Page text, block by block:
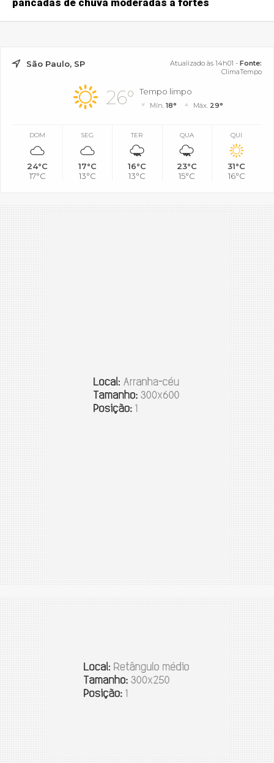
São Paulo, SP Atualizado às 14h01 - Fonte:
ClimaTempo
26° Tempo limpo
Mín.18° Máx. 29°
DOM
24°C
17°C
SEG
17°C
13°C
TER
16°C
13°C
QUA
23°C
15°C
QUI
31°C
16°C